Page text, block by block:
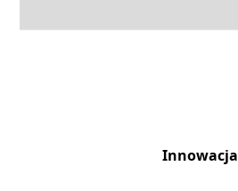
Innowacja